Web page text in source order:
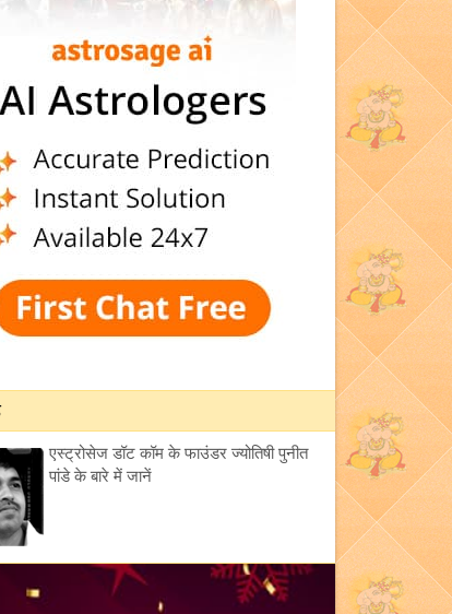
एस्ट्रोसेज डॉट कॉम के फाउंडर ज्योतिषी पुनीत
पांडे के बारे में जानें